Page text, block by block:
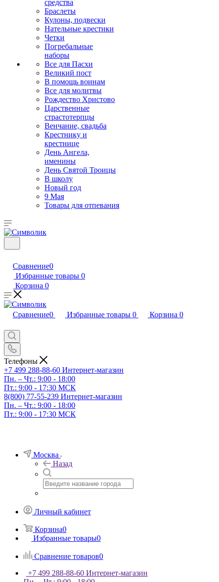
средства
Браслеты
Кулоны, подвески
Нательные крестики
Четки
Погребальные
наборы
Все для Пасхи
Великий пост
В помощь воинам
Все для молитвы
Рождество Христово
Царственные
страстотерпцы
Венчание, свадьба
Крестнику и
крестнице
День Ангела,
именины
День Святой Троицы
В школу
Новый год
9 Мая
Товары для отпевания
Сравнение0
Избранные товары 0
Корзина 0
Сравнение0 Избранные товары 0 Корзина 0
Телефоны
+7 499 288-88-60 Интернет-магазин
Пн. – Чт.: 9:00 - 18:00
Пт.: 9:00 - 17:30 МСК
8(800) 77-55-239 Интернет-магазин
Пн. – Чт.: 9:00 - 18:00
Пт.: 9:00 - 17:30 МСК
Москва
Назад
Личный кабинет
Корзина0
Избранные товары0
Сравнение товаров0
+7 499 288-88-60 Интернет-магазин